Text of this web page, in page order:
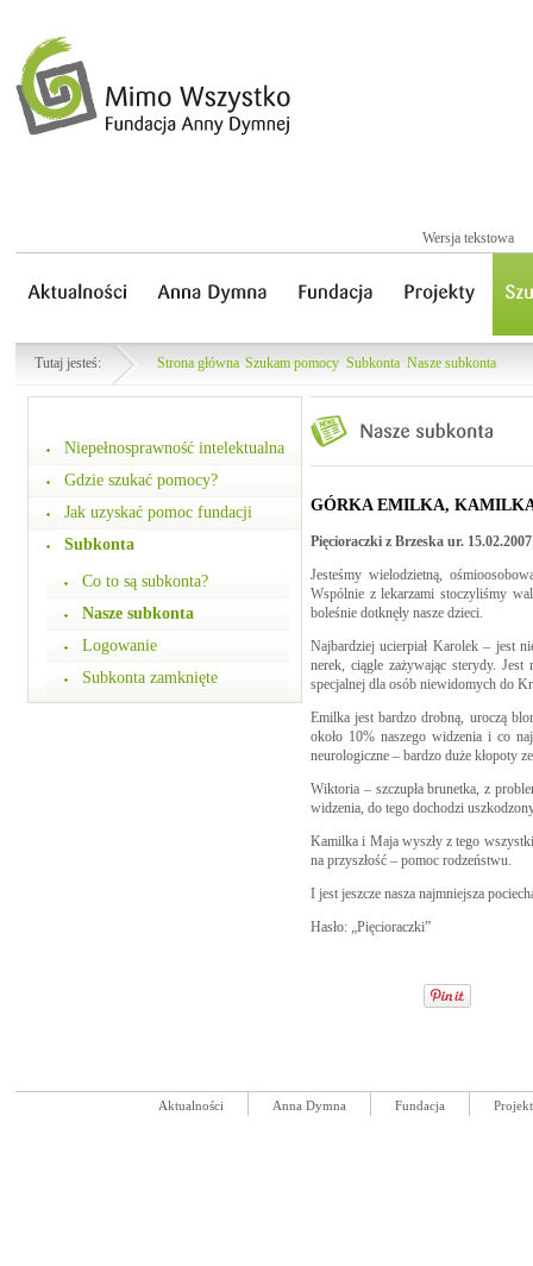
Wersja tekstowa
Tutaj jesteś: Strona główna Szukam pomocy Subkonta Nasze subkonta
Niepełnosprawność intelektualna
Gdzie szukać pomocy?
Jak uzyskać pomoc fundacji
Subkonta
Co to są subkonta?
Nasze subkonta
Logowanie
Subkonta zamknięte
GÓRKA EMILKA,
Pięcioraczki z Brzeska ur.
Jesteśmy wielodzietną,
Wspólnie z lekarzami stoczyliśmy
boleśnie dotknęły nasze dzieci.
Najbardziej ucierpiał Karolek – jest
nerek, ciągle zażywając sterydy.
specjalnej dla osób niewidomych do
Emilka jest bardzo drobną, uroczą
około 10% naszego widzenia i co
neurologiczne – bardzo duże kłopoty
Wiktoria – szczupła brunetka, z
widzenia, do tego dochodzi
Kamilka i Maja wyszły z tego
na przyszłość – pomoc rodzeństwu.
I jest jeszcze nasza najmniejsza
Hasło: „Pięcioraczki”
Aktualności Anna Dymna Fundacja